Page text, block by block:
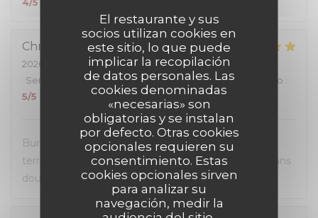
El restaurante y sus
socios utilizan cookies en
este sitio, lo que puede
implicar la recopilación
de datos personales. Las
cookies denominadas
«necesarias» son
obligatorias y se instalan
por defecto. Otras cookies
opcionales requieren su
consentimiento. Estas
cookies opcionales sirven
para analizar su
navegación, medir la
Christel
2026-07-07
- 12:30 - Invitados 2
Servicio
/5 Ambiente: 5/5 Menú: 5/5 Calidad / Precio :
5/5
Burgers très généreux, personnel sympathique et
terrasse super agréable. Une première visite mais sans
doute pas la dernière.